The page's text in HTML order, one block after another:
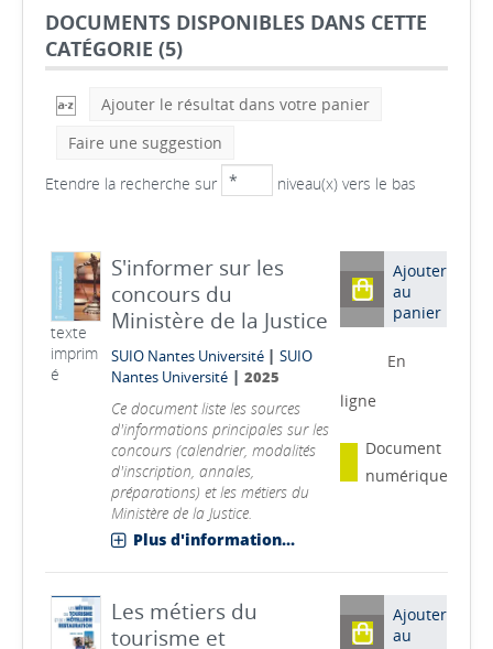
DOCUMENTS DISPONIBLES DANS CETTE
CATÉGORIE (5)
Ajouter le résultat dans votre panier
Faire une suggestion
Etendre la recherche sur
niveau(x) vers le bas
texte
imprim
é
S'informer sur les
concours du
Ministère de la Justice
SUIO Nantes Université |SUIO
Nantes Université |2025
Ce document liste les sources
d'informations principales sur les
concours (calendrier, modalités
d'inscription, annales,
préparations) et les métiers du
Ministère de la Justice.
Plus d'information...
Ajouter
au
panier
En
ligne
Document
numérique
Les métiers du
tourisme et
Ajouter
au